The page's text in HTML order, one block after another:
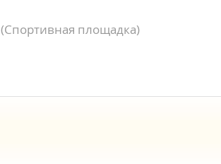
(Спортивная площадка)